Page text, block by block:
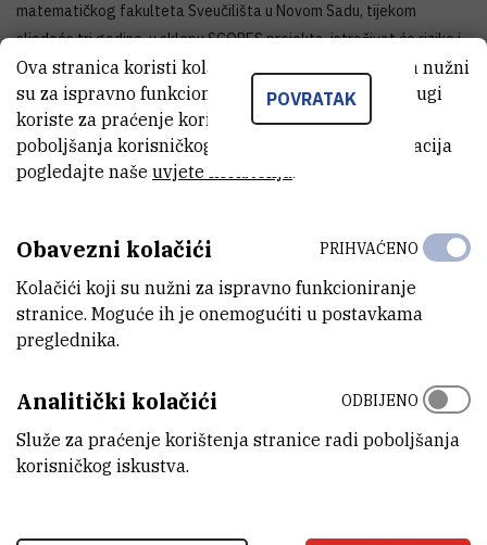
matematičkog fakulteta Sveučilišta u Novom Sadu, tijekom
sljedeće tri godine, u sklopu SCOPES projekta, istraživat će rizike i
posljedice koje po okoliš i ljudsko zdravlje predstavlja posebna
skupina otrovnih spojeva, tzv. cijanotoksina koje ispuštaju
cijanobakterije (modrozelene alge). Cilj znanstvenika je razviti nove
metode za otkrivanje ovih opasnih spojeva i identificirati do sada
nepoznate cijanotoksine, ali i istražiti njihovu potencijalnu korisnu
antibiotskih ili antifungalnih terapija.
PRIOPCENJE-Znanstvenici-istrazuju-
toksicne-cijanobakterije.pdf
(134,8 kB)
POVRATAK
Ova stranica koristi kolačiće. Neki od tih kolačića nužni
su za ispravno funkcioniranje stranice, dok se drugi
koriste za praćenje korištenja stranice radi
poboljšanja korisničkog iskustva. Za više informacija
pogledajte naše uvjete korištenja.
Obavezni kolačići
Kolačići koji su nužni za ispravno funkcioniranje
stranice. Moguće ih je onemogućiti u postavkama
preglednika.
PRIHVAĆENO
Analitički kolačići
Služe za praćenje korištenja stranice radi poboljšanja
korisničkog iskustva.
ODBIJENO